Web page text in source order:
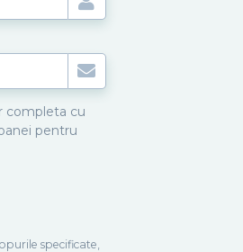
completa cu
pentru
specificate,